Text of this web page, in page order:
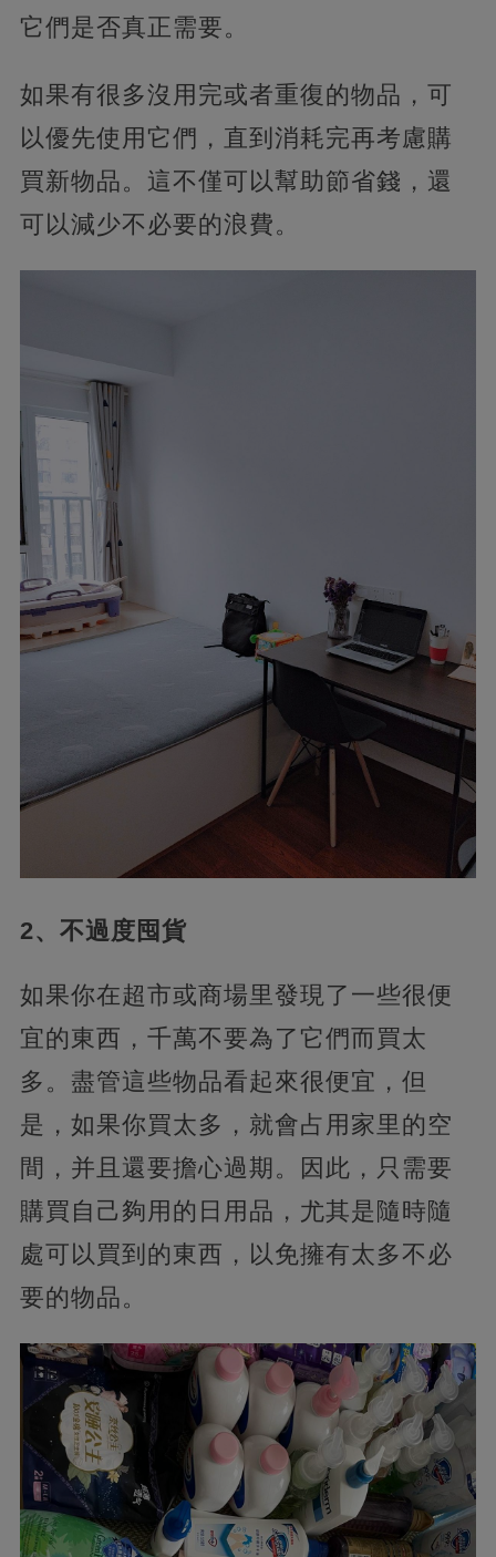
它們是否真正需要。
如果有很多沒用完或者重復的物品，可
以優先使用它們，直到消耗完再考慮購
買新物品。這不僅可以幫助節省錢，還
可以減少不必要的浪費。
2、不過度囤貨
如果你在超市或商場里發現了一些很便
宜的東西，千萬不要為了它們而買太
多。盡管這些物品看起來很便宜，但
是，如果你買太多，就會占用家里的空
間，并且還要擔心過期。因此，只需要
購買自己夠用的日用品，尤其是隨時隨
處可以買到的東西，以免擁有太多不必
要的物品。